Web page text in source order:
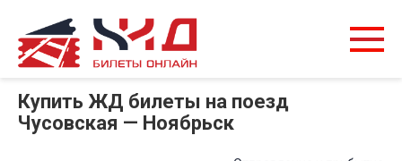
Купить ЖД билеты на поезд
Чусовская — Ноябрьск